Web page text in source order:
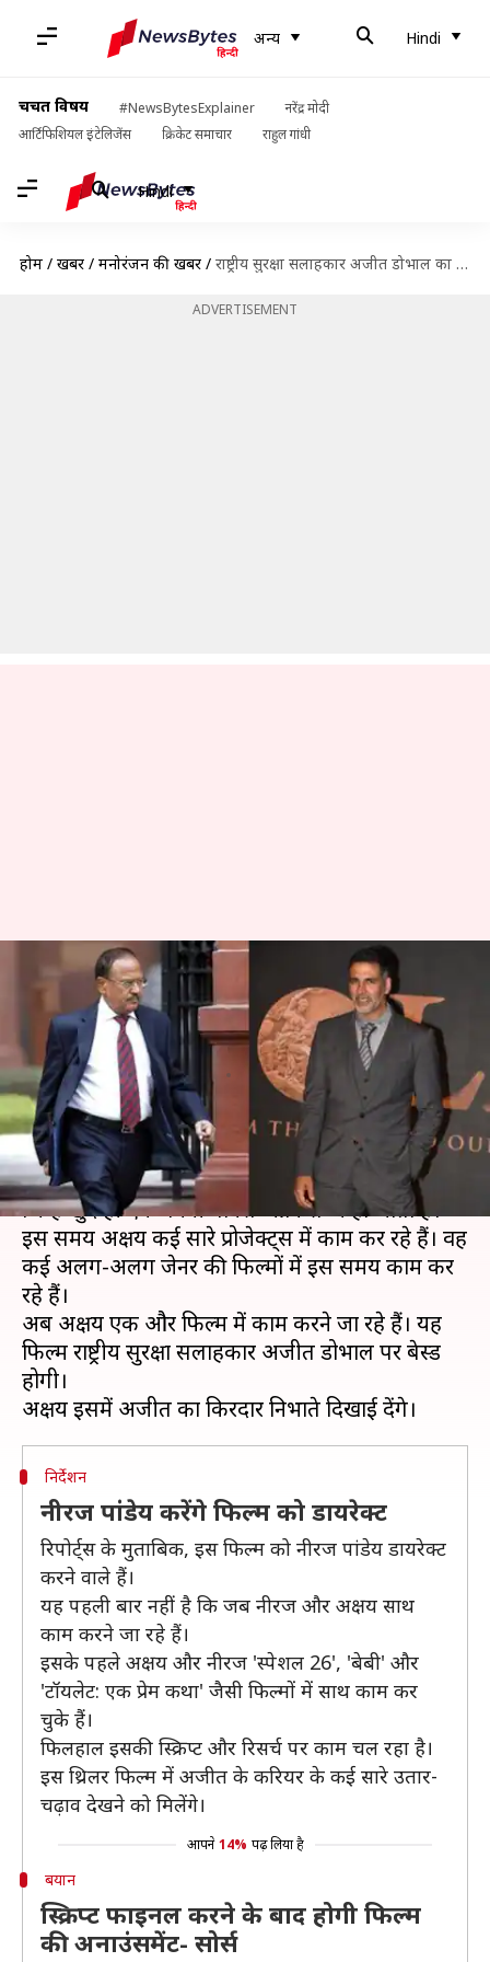
अन्य Hindi
चर्चित विषय #NewsBytesExplainer
नरेंद्र मोदी
आर्टिफिशियल इंटेलिजेंस
क्रिकेट समाचार राहुल गांधी
Hindi
होम / खबरें / मनोरंजन की खबरें / राष्ट्रीय सुरक्षा सलाहकार अजीत डोभाल का किरदार निभाएंगे अक्षय कुमार, ऐसी होगी फिल्म की कहानी!
ADVERTISEMENT
राष्ट्रीय सुरक्षा सलाहकार अजीत डोभाल
का किरदार निभाएंगे अक्षय कुमार, ऐसी
होगी फिल्म की कहानी!
लेखन स्वाति पाण्डेय Aug 06, 2019 12:03 pm
क्या है खबर?
बॉलीवु़ड अभिनेता अक्षय कुमार एक ऐसे सुपरस्टार हैं
जिन्हें खुद ही एक 'मिनी बॉक्स ऑफिस' कहा जाता है।
इस समय अक्षय कई सारे प्रोजेक्ट्स में काम कर रहे हैं। वह
कई अलग-अलग जेनर की फिल्मों में इस समय काम कर
रहे हैं।
अब अक्षय एक और फिल्म में काम करने जा रहे हैं। यह
फिल्म राष्ट्रीय सुरक्षा सलाहकार अजीत डोभाल पर बेस्ड
होगी।
निर्देशन
नीरज पांडेय करेंगे फिल्म को डायरेक्ट
रिपोर्ट्स के मुताबिक, इस फिल्म को नीरज पांडेय डायरेक्ट
करने वाले हैं।
यह पहली बार नहीं है कि जब नीरज और अक्षय साथ
काम करने जा रहे हैं।
इसके पहले अक्षय और नीरज 'स्पेशल 26', 'बेबी' और
'टॉयलेट: एक प्रेम कथा' जैसी फिल्मों में साथ काम कर
चुके हैं।
फिलहाल इसकी स्क्रिप्ट और रिसर्च पर काम चल रहा है।
इस थ्रिलर फिल्म में अजीत के करियर के कई सारे उतार-
चढ़ाव देखने को मिलेंगे।
आपने 14% पढ़ लिया है
बयान
स्क्रिप्ट फाइनल करने के बाद होगी फिल्म
की अनाउंसमेंट- सोर्स